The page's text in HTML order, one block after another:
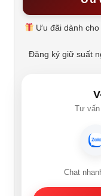
Ưu đãi dành
Đăng ký giữ suất
Tư vấn
Chat